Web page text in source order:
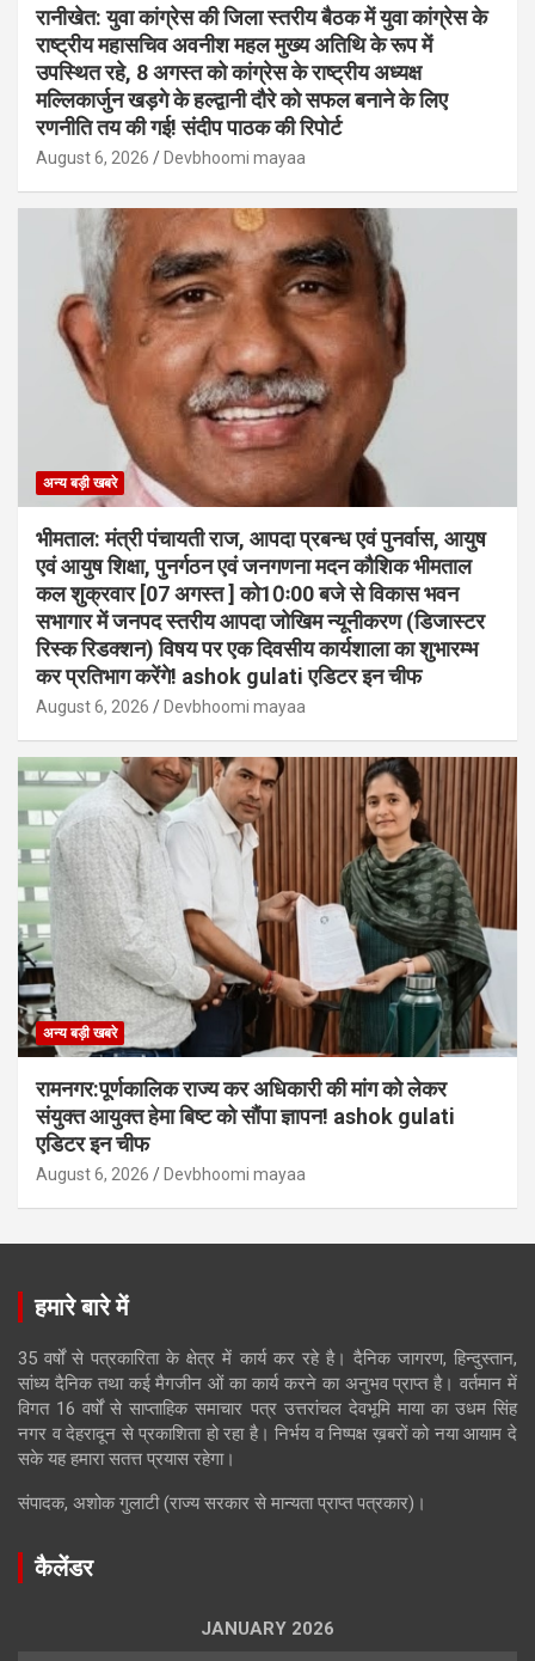
रानीखेत: युवा कांग्रेस की जिला स्तरीय बैठक में युवा कांग्रेस के
राष्ट्रीय महासचिव अवनीश महल मुख्य अतिथि के रूप में
उपस्थित रहे, 8 अगस्त को कांग्रेस के राष्ट्रीय अध्यक्ष
मल्लिकार्जुन खड़गे के हल्द्वानी दौरे को सफल बनाने के लिए
रणनीति तय की गई! संदीप पाठक की रिपोर्ट
August 6, 2026 Devbhoomi mayaa
अन्य बड़ी खबरे
भीमताल: मंत्री पंचायती राज, आपदा प्रबन्ध एवं पुनर्वास, आयुष
एवं आयुष शिक्षा, पुनर्गठन एवं जनगणना मदन कौशिक भीमताल
कल शुक्रवार [07 अगस्त ] को10ः00 बजे से विकास भवन
सभागार में जनपद स्तरीय आपदा जोखिम न्यूनीकरण (डिजास्टर
रिस्क रिडक्शन) विषय पर एक दिवसीय कार्यशाला का शुभारम्भ
कर प्रतिभाग करेंगे! ashok gulati एडिटर इन चीफ
August 6, 2026 Devbhoomi mayaa
अन्य बड़ी खबरे
रामनगर:पूर्णकालिक राज्य कर अधिकारी की मांग को लेकर
संयुक्त आयुक्त हेमा बिष्ट को सौंपा ज्ञापन! ashok gulati
एडिटर इन चीफ
August 6, 2026 Devbhoomi mayaa
हमारे बारे में
35 वर्षों से पत्रकारिता के क्षेत्र में कार्य कर रहे है। दैनिक जागरण, हिन्दुस्तान,
सांध्य दैनिक तथा कई मैगजीन ओं का कार्य करने का अनुभव प्राप्त है। वर्तमान में
विगत 16 वर्षों से साप्ताहिक समाचार पत्र उत्तरांचल देवभूमि माया का उधम सिंह
नगर व देहरादून से प्रकाशिता हो रहा है। निर्भय व निष्पक्ष ख़बरों को नया आयाम दे
सके यह हमारा सतत्त प्रयास रहेगा।
संपादक, अशोक गुलाटी (राज्य सरकार से मान्यता प्राप्त पत्रकार)।
कैलेंडर
JANUARY 2026